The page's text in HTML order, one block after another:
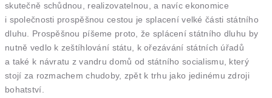
skutečně schůdnou, realizovatelnou, a navíc ekonomice
i společnosti prospěšnou cestou je splacení velké části státního
dluhu. Prospěšnou píšeme proto, že splácení státního dluhu by
nutně vedlo k zeštíhlování státu, k ořezávání státních úřadů
a také k návratu z vandru domů od státního socialismu, který
stojí za rozmachem chudoby, zpět k trhu jako jedinému zdroji
bohatství.